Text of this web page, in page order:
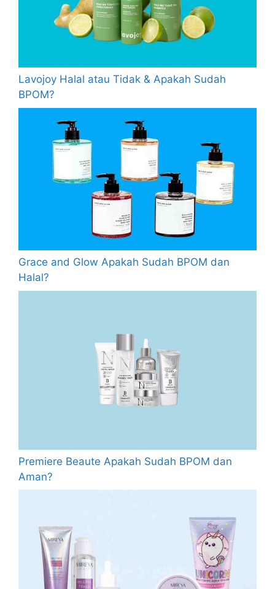
Lavojoy Halal atau Tidak & Apakah Sudah
BPOM?
Grace and Glow Apakah Sudah BPOM dan
Halal?
Premiere Beaute Apakah Sudah BPOM dan
Aman?